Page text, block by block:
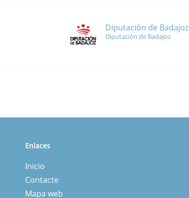
Diputación de Badajoz
Diputación de Badajoz
Enlaces
Inicio
Contacte
Mapa web